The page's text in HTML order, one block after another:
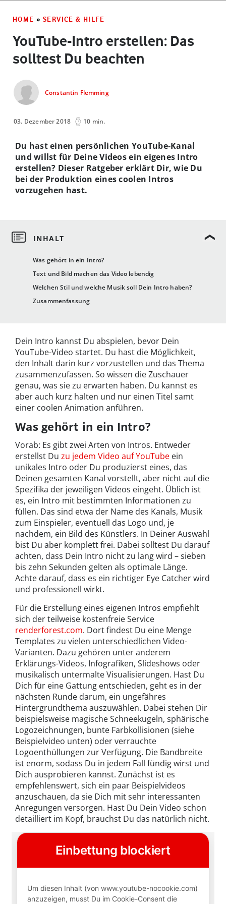
HOME » SERVICE & HILFE
YouTube-Intro erstellen: Das
solltest Du beachten
Constantin Flemming
03. Dezember 2018 10 min.
Was gehört in ein Intro?
Text und Bild machen das Video lebendig
Welchen Stil und welche Musik soll Dein Intro haben?
Zusammenfassung
Du hast einen persönlichen YouTube-Kanal
und willst für Deine Videos ein eigenes Intro
erstellen? Dieser Ratgeber erklärt Dir, wie Du
bei der Produktion eines coolen Intros
vorzugehen hast.
Dein Intro kannst Du abspielen, bevor Dein
YouTube-Video startet. Du hast die Möglichkeit,
den Inhalt darin kurz vorzustellen und das Thema
zusammenzufassen. So wissen die Zuschauer
genau, was sie zu erwarten haben. Du kannst es
aber auch kurz halten und nur einen Titel samt
einer coolen Animation anführen.
Was gehört in ein Intro?
Vorab: Es gibt zwei Arten von Intros. Entweder
erstellst Du zu jedem Video auf YouTube ein
unikales Intro oder Du produzierst eines, das
Deinen gesamten Kanal vorstellt, aber nicht auf die
Spezifika der jeweiligen Videos eingeht. Üblich ist
es, ein Intro mit bestimmten Informationen zu
füllen. Das sind etwa der Name des Kanals, Musik
zum Einspieler, eventuell das Logo und, je
nachdem, ein Bild des Künstlers. In Deiner Auswahl
bist Du aber komplett frei. Dabei solltest Du darauf
achten, dass Dein Intro nicht zu lang wird – sieben
bis zehn Sekunden gelten als optimale Länge.
Achte darauf, dass es ein richtiger Eye Catcher wird
und professionell wirkt.
Für die Erstellung eines eigenen Intros empfiehlt
sich der teilweise kostenfreie Service
renderforest.com. Dort findest Du eine Menge
Templates zu vielen unterschiedlichen Video-
Varianten. Dazu gehören unter anderem
Erklärungs-Videos, Infografiken, Slideshows oder
musikalisch untermalte Visualisierungen. Hast Du
Dich für eine Gattung entschieden, geht es in der
nächsten Runde darum, ein ungefähres
Hintergrundthema auszuwählen. Dabei stehen Dir
beispielsweise magische Schneekugeln, sphärische
Logozeichnungen, bunte Farbkollisionen (siehe
Beispielvideo unten) oder verrauchte
Logoenthüllungen zur Verfügung. Die Bandbreite
ist enorm, sodass Du in jedem Fall fündig wirst und
Dich ausprobieren kannst. Zunächst ist es
empfehlenswert, sich ein paar Beispielvideos
anzuschauen, da sie Dich mit sehr interessanten
Anregungen versorgen. Hast Du Dein Video schon
detailliert im Kopf, brauchst Du das natürlich nicht.